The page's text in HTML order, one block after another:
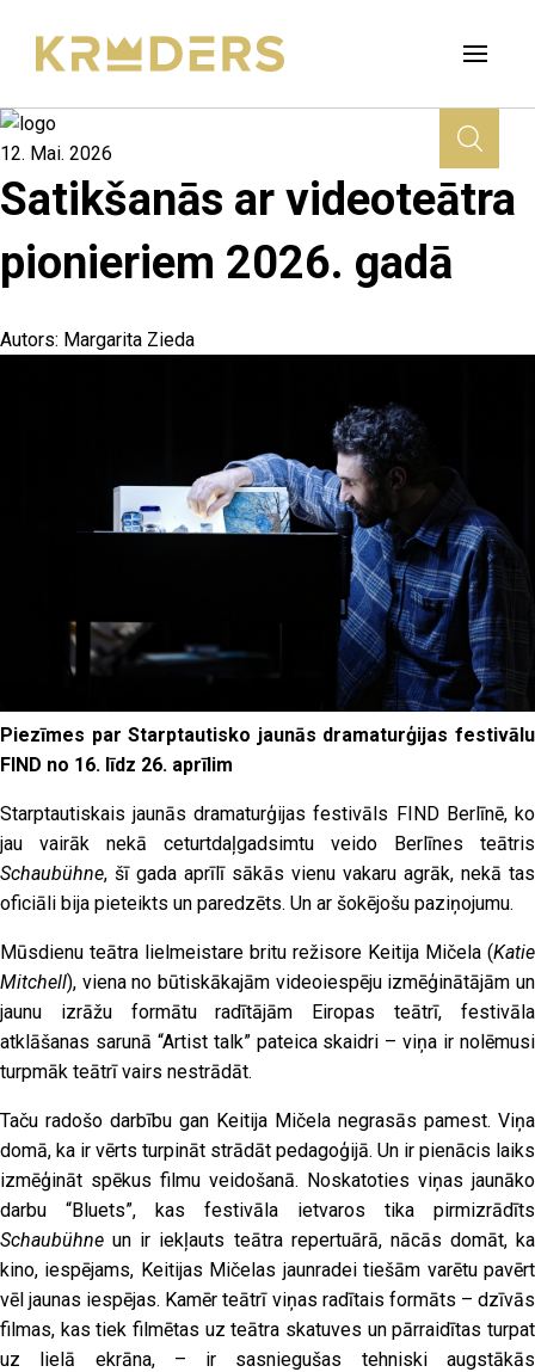
12. Mai. 2026
Satikšanās ar videoteātra
pionieriem 2026. gadā
Autors: Margarita Zieda
Piezīmes par Starptautisko jaunās dramaturģijas festivālu
FIND no 16. līdz 26. aprīlim
Starptautiskais jaunās dramaturģijas festivāls FIND Berlīnē, ko
jau vairāk nekā ceturtdaļgadsimtu veido Berlīnes teātris
Schaubühne, šī gada aprīlī sākās vienu vakaru agrāk, nekā tas
oficiāli bija pieteikts un paredzēts. Un ar šokējošu paziņojumu.
Mūsdienu teātra lielmeistare britu režisore Keitija Mičela (Katie
Mitchell), viena no būtiskākajām videoiespēju izmēģinātājām un
jaunu izrāžu formātu radītājām Eiropas teātrī, festivāla
atklāšanas sarunā “Artist talk” pateica skaidri – viņa ir nolēmusi
turpmāk teātrī vairs nestrādāt.
Taču radošo darbību gan Keitija Mičela negrasās pamest. Viņa
domā, ka ir vērts turpināt strādāt pedagoģijā. Un ir pienācis laiks
izmēģināt spēkus filmu veidošanā. Noskatoties viņas jaunāko
darbu “Bluets”, kas festivāla ietvaros tika pirmizrādīts
Schaubühne un ir iekļauts teātra repertuārā, nācās domāt, ka
kino, iespējams, Keitijas Mičelas jaunradei tiešām varētu pavērt
vēl jaunas iespējas. Kamēr teātrī viņas radītais formāts – dzīvās
filmas, kas tiek filmētas uz teātra skatuves un pārraidītas turpat
uz lielā ekrāna, – ir sasniegušas tehniski augstākās